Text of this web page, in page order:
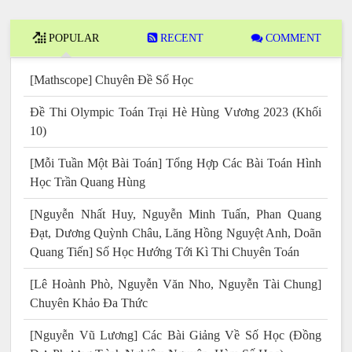
POPULAR RECENT COMMENT
[Mathscope] Chuyên Đề Số Học
Đề Thi Olympic Toán Trại Hè Hùng Vương 2023 (Khối
10)
[Mỗi Tuần Một Bài Toán] Tổng Hợp Các Bài Toán Hình
Học Trần Quang Hùng
[Nguyễn Nhất Huy, Nguyễn Minh Tuấn, Phan Quang
Đạt, Dương Quỳnh Châu, Lăng Hồng Nguyệt Anh, Doãn
Quang Tiến] Số Học Hướng Tới Kì Thi Chuyên Toán
[Lê Hoành Phò, Nguyễn Văn Nho, Nguyễn Tài Chung]
Chuyên Khảo Đa Thức
[Nguyễn Vũ Lương] Các Bài Giảng Về Số Học (Đồng